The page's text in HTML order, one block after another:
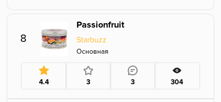
8
Passionfruit
Starbuzz
Основная
4.4 3 3 304